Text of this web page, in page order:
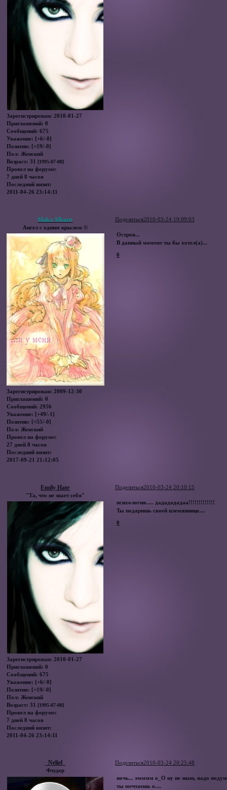
Зарегистрирован: 2010-01-27
Приглашений: 0
Сообщений: 675
Уважение: [+6/-0]
Позитив: [+19/-0]
Пол: Женский
Возраст: 31 [1995-07-08]
Провел на форуме:
7 дней 8 часов
Последний визит:
2011-04-26 23:14:11
Поделиться2010-03-24 19:09:03
Maka Albarn
Ангел с одним крылом ©
Зарегистрирован: 2009-12-30
Приглашений: 0
Сообщений: 2956
Уважение: [+49/-1]
Позитив: [+55/-0]
Пол: Женский
Провел на форуме:
27 дней 8 часов
Последний визит:
2017-09-21 21:12:05
Остров...
В данный момент ты бы хотел(а)...
0
Поделиться2010-03-24 20:10:15
Emily Hate
"Та, что не знает себя"
Зарегистрирован: 2010-01-27
Приглашений: 0
Сообщений: 675
Уважение: [+6/-0]
Позитив: [+19/-0]
Пол: Женский
Возраст: 31 [1995-07-08]
Провел на форуме:
7 дней 8 часов
Последний визит:
2011-04-26 23:14:11
психология..... дададададаа!!!!!!!!!!!!!
Ты подаришь своей племяннице....
0
Поделиться2010-03-24 20:25:48
_Neliel_
Флудер
ночь... эмммм о_О ну не знаю, надо
ты мечтаешь о....